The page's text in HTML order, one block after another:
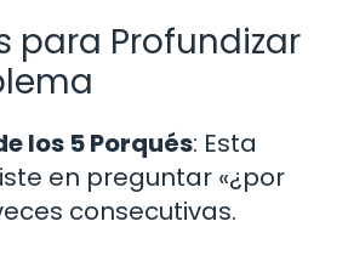
para Profundizar
los 5 Porqués: Esta
en preguntar «¿por
consecutivas.